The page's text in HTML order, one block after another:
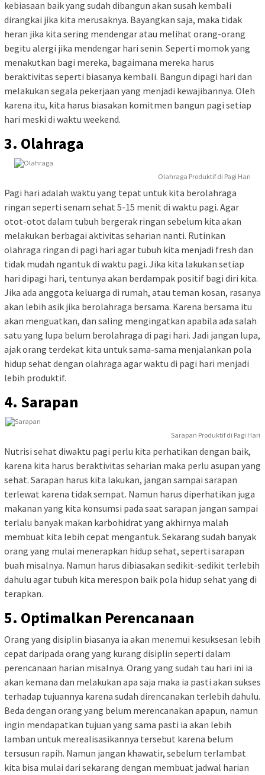
kebiasaan baik yang sudah dibangun akan susah kembali
dirangkai jika kita merusaknya. Bayangkan saja, maka tidak
heran jika kita sering mendengar atau melihat orang-orang
begitu alergi jika mendengar hari senin. Seperti momok yang
menakutkan bagi mereka, bagaimana mereka harus
beraktivitas seperti biasanya kembali. Bangun dipagi hari dan
melakukan segala pekerjaan yang menjadi kewajibannya. Oleh
karena itu, kita harus biasakan komitmen bangun pagi setiap
hari meski di waktu weekend.
3. Olahraga
Olahraga Produktif di Pagi Hari
Pagi hari adalah waktu yang tepat untuk kita berolahraga
ringan seperti senam sehat 5-15 menit di waktu pagi. Agar
otot-otot dalam tubuh bergerak ringan sebelum kita akan
melakukan berbagai aktivitas seharian nanti. Rutinkan
olahraga ringan di pagi hari agar tubuh kita menjadi fresh dan
tidak mudah ngantuk di waktu pagi. Jika kita lakukan setiap
hari dipagi hari, tentunya akan berdampak positif bagi diri kita.
Jika ada anggota keluarga di rumah, atau teman kosan, rasanya
akan lebih asik jika berolahraga bersama. Karena bersama itu
akan menguatkan, dan saling mengingatkan apabila ada salah
satu yang lupa belum berolahraga di pagi hari. Jadi jangan lupa,
ajak orang terdekat kita untuk sama-sama menjalankan pola
hidup sehat dengan olahraga agar waktu di pagi hari menjadi
lebih produktif.
4. Sarapan
Sarapan Produktif di Pagi Hari
Nutrisi sehat diwaktu pagi perlu kita perhatikan dengan baik,
karena kita harus beraktivitas seharian maka perlu asupan yang
sehat. Sarapan harus kita lakukan, jangan sampai sarapan
terlewat karena tidak sempat. Namun harus diperhatikan juga
makanan yang kita konsumsi pada saat sarapan jangan sampai
terlalu banyak makan karbohidrat yang akhirnya malah
membuat kita lebih cepat mengantuk. Sekarang sudah banyak
orang yang mulai menerapkan hidup sehat, seperti sarapan
buah misalnya. Namun harus dibiasakan sedikit-sedikit terlebih
dahulu agar tubuh kita merespon baik pola hidup sehat yang di
terapkan.
5. Optimalkan Perencanaan
Orang yang disiplin biasanya ia akan menemui kesuksesan lebih
cepat daripada orang yang kurang disiplin seperti dalam
perencanaan harian misalnya. Orang yang sudah tau hari ini ia
akan kemana dan melakukan apa saja maka ia pasti akan sukses
terhadap tujuannya karena sudah direncanakan terlebih dahulu.
Beda dengan orang yang belum merencanakan apapun, namun
ingin mendapatkan tujuan yang sama pasti ia akan lebih
lamban untuk merealisasikannya tersebut karena belum
tersusun rapih. Namun jangan khawatir, sebelum terlambat
kita bisa mulai dari sekarang dengan membuat jadwal harian